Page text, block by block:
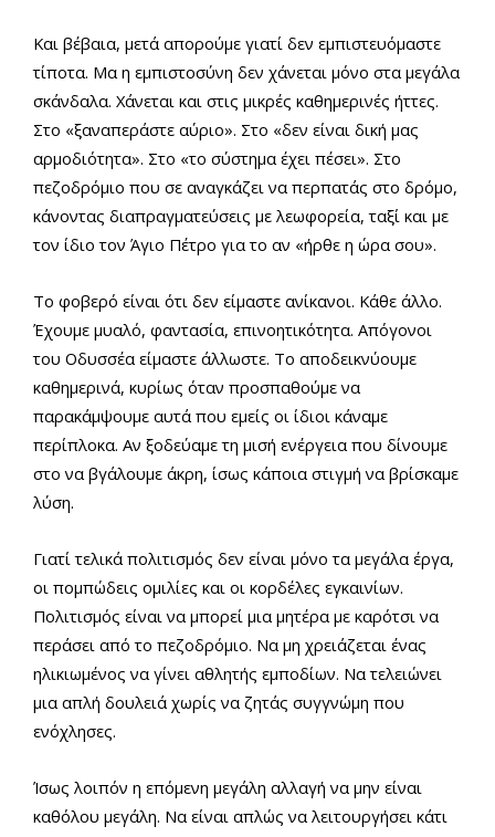
Και βέβαια, μετά απορούμε γιατί δεν εμπιστευόμαστε
τίποτα. Μα η εμπιστοσύνη δεν χάνεται μόνο στα μεγάλα
σκάνδαλα. Χάνεται και στις μικρές καθημερινές ήττες.
Στο «ξαναπεράστε αύριο». Στο «δεν είναι δική μας
αρμοδιότητα». Στο «το σύστημα έχει πέσει». Στο
πεζοδρόμιο που σε αναγκάζει να περπατάς στο δρόμο,
κάνοντας διαπραγματεύσεις με λεωφορεία, ταξί και με
τον ίδιο τον Άγιο Πέτρο για το αν «ήρθε η ώρα σου».
Το φοβερό είναι ότι δεν είμαστε ανίκανοι. Κάθε άλλο.
Έχουμε μυαλό, φαντασία, επινοητικότητα. Απόγονοι
του Οδυσσέα είμαστε άλλωστε. Το αποδεικνύουμε
καθημερινά, κυρίως όταν προσπαθούμε να
παρακάμψουμε αυτά που εμείς οι ίδιοι κάναμε
περίπλοκα. Αν ξοδεύαμε τη μισή ενέργεια που δίνουμε
στο να βγάλουμε άκρη, ίσως κάποια στιγμή να βρίσκαμε
λύση.
Γιατί τελικά πολιτισμός δεν είναι μόνο τα μεγάλα έργα,
οι πομπώδεις ομιλίες και οι κορδέλες εγκαινίων.
Πολιτισμός είναι να μπορεί μια μητέρα με καρότσι να
περάσει από το πεζοδρόμιο. Να μη χρειάζεται ένας
ηλικιωμένος να γίνει αθλητής εμποδίων. Να τελειώνει
μια απλή δουλειά χωρίς να ζητάς συγγνώμη που
ενόχλησες.
Ίσως λοιπόν η επόμενη μεγάλη αλλαγή να μην είναι
καθόλου μεγάλη. Να είναι απλώς να λειτουργήσει κάτι